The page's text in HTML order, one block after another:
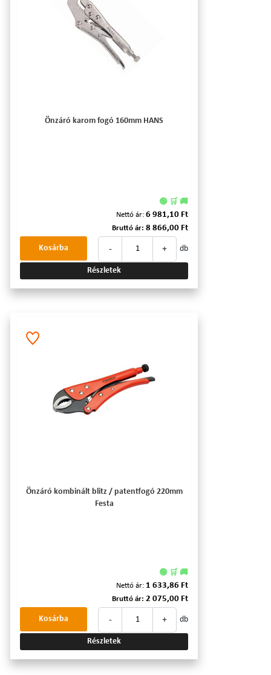
Önzáró karom fogó 160mm HANS
🟢 🛒 🚚
Nettó ár: 6 981,10 Ft
Bruttó ár: 8 866,00 Ft
- + db
Kosárba
Részletek
Önzáró kombinált blitz / patentfogó 220mm
Festa
🟢 🛒 🚚
Nettó ár: 1 633,86 Ft
Bruttó ár: 2 075,00 Ft
- + db
Kosárba
Részletek